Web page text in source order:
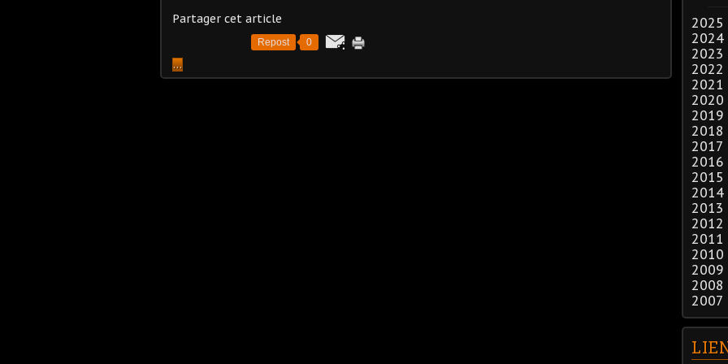
Partager cet article
Repost 0
…
2025
2024
2023
2022
2021
2020
2019
2018
2017
2016
2015
2014
2013
2012
2011
2010
2009
2008
2007